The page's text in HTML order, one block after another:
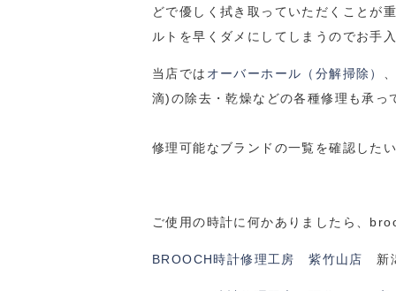
どで優しく拭き取っていただくことが
ルトを早くダメにしてしまうのでお手
当店では オーバーホール（分解掃除）
滴)の除去・乾燥などの各種修理も承
修理可能なブランドの一覧を確認した
ご使用の時計に何かありましたら、
BROOCH時計修理工房 紫竹山店 新